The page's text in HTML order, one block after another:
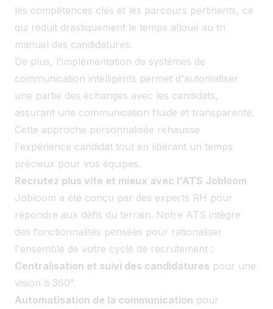
les compétences clés et les parcours pertinents, ce
qui réduit drastiquement le temps alloué au tri
manuel des candidatures.
De plus, l'implémentation de systèmes de
communication intelligents permet d'automatiser
une partie des échanges avec les candidats,
assurant une communication fluide et transparente.
Cette approche personnalisée rehausse
l'expérience candidat tout en libérant un temps
précieux pour vos équipes.
Recrutez plus vite et mieux avec l'ATS Jobloom
Jobloom a été conçu par des experts RH pour
répondre aux défis du terrain. Notre ATS intègre
des fonctionnalités pensées pour rationaliser
l'ensemble de votre cycle de recrutement :
Centralisation et suivi des candidatures pour une
vision à 360°.
Automatisation de la communication pour